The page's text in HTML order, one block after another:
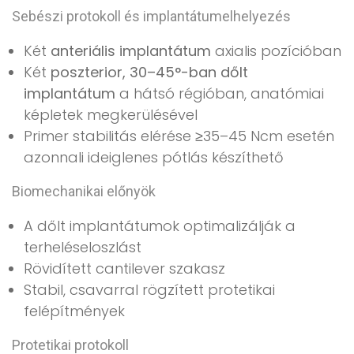
Sebészi protokoll és implantátumelhelyezés
Két anteriális implantátum axialis pozícióban
Két poszterior, 30–45°-ban dőlt
implantátum a hátsó régióban, anatómiai
képletek megkerülésével
Primer stabilitás elérése ≥35–45 Ncm esetén
azonnali ideiglenes pótlás készíthető
Biomechanikai előnyök
A dőlt implantátumok optimalizálják a
terheléseloszlást
Rövidített cantilever szakasz
Stabil, csavarral rögzített protetikai
felépítmények
Protetikai protokoll